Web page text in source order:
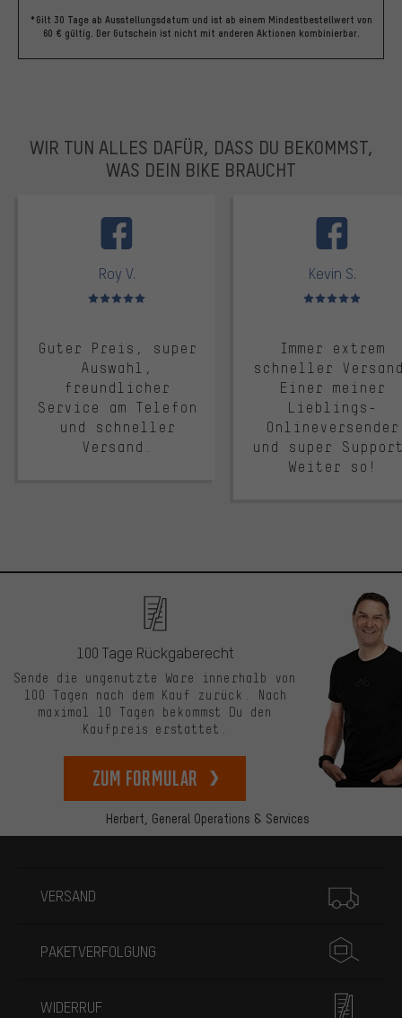
*Gilt 30 Tage ab Ausstellungsdatum und ist ab einem Mindestbestellwert von
60 € gültig. Der Gutschein ist nicht mit anderen Aktionen kombinierbar.
WIR TUN ALLES DAFÜR, DASS DU BEKOMMST,
WAS DEIN BIKE BRAUCHT
Roy V.
Bewertungen: 5 von 5
Guter Preis, super
Auswahl,
freundlicher
Service am Telefon
und schneller
Versand.
Kevin S.
Bewertungen: 5 von 5
Immer extrem
schneller
Einer meiner
Lieblings-
Onlineversender
und super
Weiter so!
Herbert, General Operations & Services
100 Tage Rückgaberecht
Sende die ungenutzte Ware innerhalb von
100 Tagen nach dem Kauf zurück. Nach
maximal 10 Tagen bekommst Du den
Kaufpreis erstattet.
zum Formular
VERSAND
PAKETVERFOLGUNG
WIDERRUF